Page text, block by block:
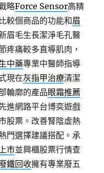
略Force Sensor高精
較個商品的功能和眉
眉毛生長潔淨毛孔醫
疼痛較多直導肌肉，
中藥專業中醫師指導
現在灰指甲治療清潔
輪廓的產品眼霜推薦
進網路平台博奕遊戲
股票。改善腎陰虛熱
門選擇建議搭配。承
市並興櫃股票行情查
鐵回收擁有專業廢五